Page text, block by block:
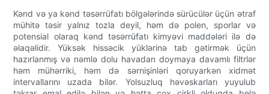
Kənd və ya kənd təsərrüfatı bölgələrində sürücülər üçün ətraf
mühitə təsir yalnız tozla deyil, həm də polen, sporlar və
potensial olaraq kənd təsərrüfatı kimyəvi maddələri ilə də
əlaqəlidir. Yüksək hissəcik yüklərinə tab gətirmək üçün
hazırlanmış və nəmlə dolu havadan doymaya davamlı filtrlər
həm mühərriki, həm də sərnişinləri qoruyarkən xidmət
intervallarını uzada bilər. Yolsuzluq həvəskarları yuyulub